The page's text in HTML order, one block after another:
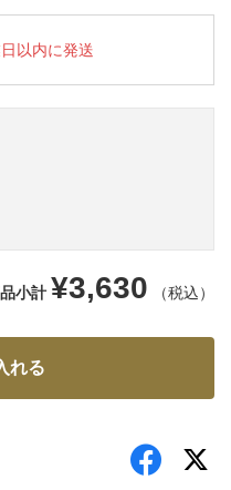
以内に発送
小計 ¥3,630 （税込）
れる